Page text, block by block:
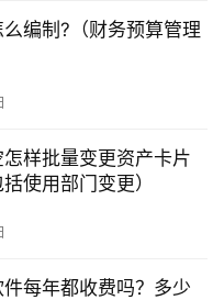
编制?（财务预算管理
样批量变更资产卡片
使用部门变更）
每年都收费吗？多少